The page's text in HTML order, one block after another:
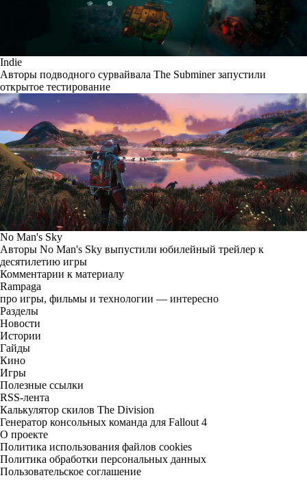
Indie
Авторы подводного сурвайвала The Subminer запустили
открытое тестирование
No Man's Sky
Авторы No Man's Sky выпустили юбилейный трейлер к
десятилетию игры
Комментарии к материалу
Rampaga
про игры, фильмы и технологии — интересно
Разделы
Новости
Истории
Гайды
Кино
Игры
Полезные ссылки
RSS-лента
Калькулятор скилов The Division
Генератор консольных команда для Fallout 4
О проекте
Политика использования файлов cookies
Политика обработки персональных данных
Пользовательское соглашение